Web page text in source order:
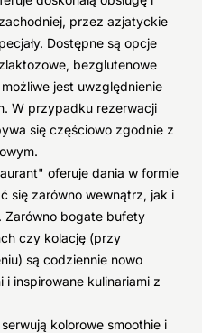
przez azjatyckie
Dostępne są opcje
bezglutenowe
jest uwzględnienie
W przypadku rezerwacji
się częściowo zgodnie z
oferuje dania w formie
się zarówno wewnątrz, jak i
Zarówno bogate bufety
czy kolację (przy
są codziennie nowo
inspirowane kulinariami z
kolorowe smoothie i